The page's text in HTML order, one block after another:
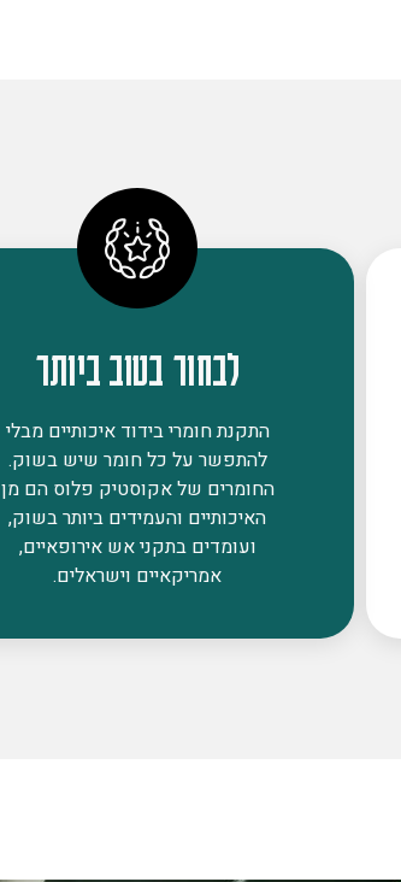
לבחור בטוב ביותר
התקנת חומרי בידוד איכותיים מבלי
להתפשר על כל חומר שיש בשוק.
החומרים של אקוסטיק פלוס הם מן
האיכותיים והעמידים ביותר בשוק,
ועומדים בתקני אש אירופאיים,
אמריקאיים וישראלים.